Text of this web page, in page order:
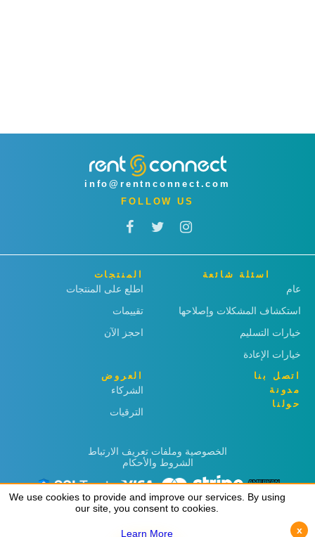
info@rentnconnect.com
FOLLOW US
المنتجات
اطلع على المنتجات
تقييمات
احجز الآن
اسئلة شائعة
عام
استكشاف المشكلات وإصلاحها
خيارات التسليم
خيارات الإعادة
العروض
الشركاء
الترقيات
اتصل بنا
مدونة
حولنا
الخصوصية وملفات تعريف الارتباط
الشروط والأحكام
We use cookies to provide and improve our services. By using
our site, you consent to cookies.
Learn More x
We use cookies to provide and improve our services. By using
our site, you consent to cookies.
Learn More x